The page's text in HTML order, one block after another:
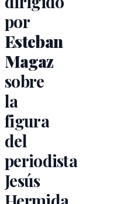
por
Esteban
Magaz
sobre
la
figura
del
periodista
Jesús